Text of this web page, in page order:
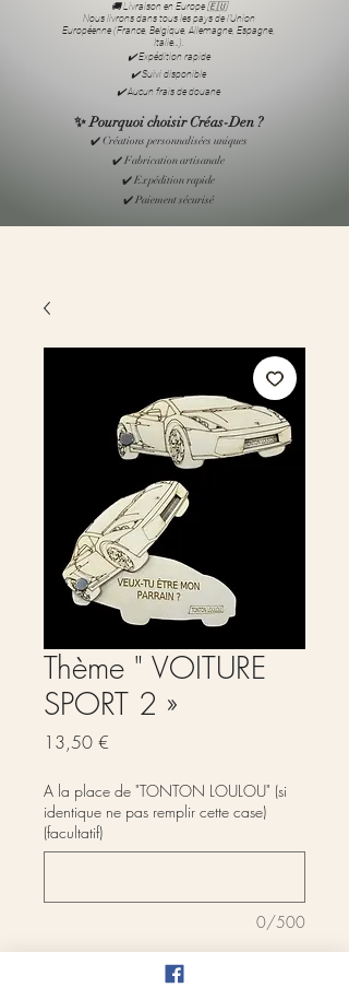
🚚 Livraison en Europe 🇪🇺
Nous livrons dans tous les pays de l’Union
Européenne (France, Belgique, Allemagne, Espagne,
Italie…).
✔️ Expédition rapide
✔️ Suivi disponible
✔️ Aucun frais de douane
✨ Pourquoi choisir Créas-Den ?
✔️ Créations personnalisées uniques
✔️ Fabrication artisanale
✔️ Expédition rapide
✔️ Paiement sécurisé
Thème " VOITURE
SPORT 2 »
13,50 €
A la place de "TONTON LOULOU" (si
identique ne pas remplir cette case)
(facultatif)
0/500
A la place du texte intérieur (si identique
ne pas remplir cette case) (facultatif)